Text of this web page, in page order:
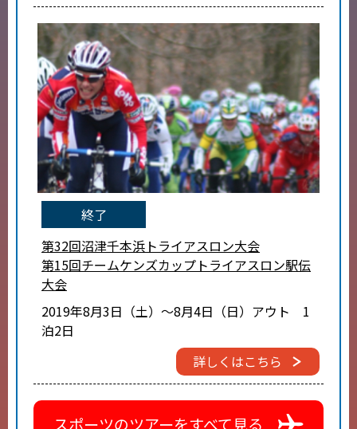
終了
第32回沼津千本浜トライアスロン大会
第15回チームケンズカップトライアスロン駅伝
大会
2019年8月3日（土）～8月4日（日）アウト 1
泊2日
詳しくはこちら
スポーツのツアーをすべて見る